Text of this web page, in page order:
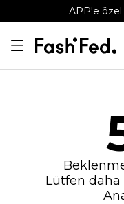
APP'e özel
Lütfen daha